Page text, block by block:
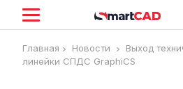
Главная Новости
Выход
линейки СПДС GraphiCS